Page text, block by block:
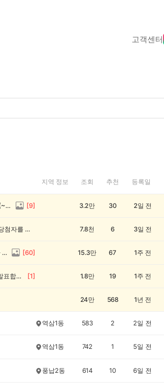
고객센터
지역 정보 조회 추천 등록일
전원 1,000캐시! 🥳 우리 동네 썰전 14회차 OPEN (~8/17) [9] 3.2만 30 2일 전
💰[당첨자 발표] 26회차 우리 동네 정보왕 이벤트 당첨자를 발표합니다! 7.8천 6 3일 전
💸 전원 2,000캐시 지급! 우리 동네 정보왕 27회차 (~8/10) [60] 15.3만 67 1주 전
💰[당첨자 발표] 우리 동네 썰전 12회차 당첨자를 발표합니다! [1] 1.8만 19 1주 전
24만 568 1년 전
역삼1동 583 2 2일 전
역삼1동 742 1 5일 전
풍납2동 614 10 6일 전